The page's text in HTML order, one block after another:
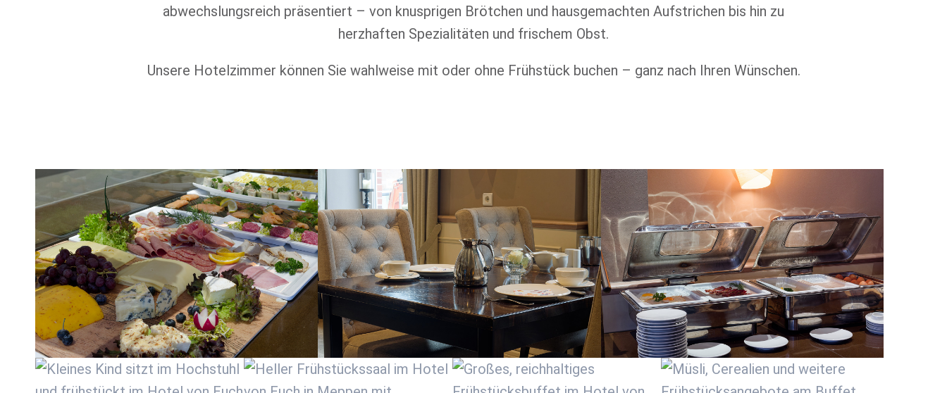
abwechslungsreich präsentiert – von knusprigen Brötchen und hausgemachten Aufstrichen bis hin zu
herzhaften Spezialitäten und frischem Obst.
Unsere Hotelzimmer können Sie wahlweise mit oder ohne Frühstück buchen – ganz nach Ihren Wünschen.